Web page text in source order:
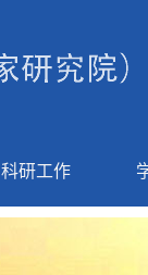
科研工作